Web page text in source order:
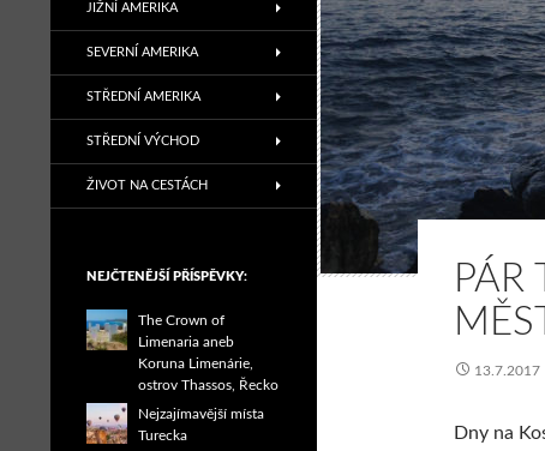
PÁR
13.7.2017
Dny na
JIŽNÍ AMERIKA
SEVERNÍ AMERIKA
STŘEDNÍ AMERIKA
STŘEDNÍ VÝCHOD
ŽIVOT NA CESTÁCH
NEJČTENĚJŠÍ PŘÍSPĚVKY:
The Crown of
Limenaria aneb
Koruna Limenárie,
ostrov Thassos, Řecko
Nejzajímavější místa
Turecka